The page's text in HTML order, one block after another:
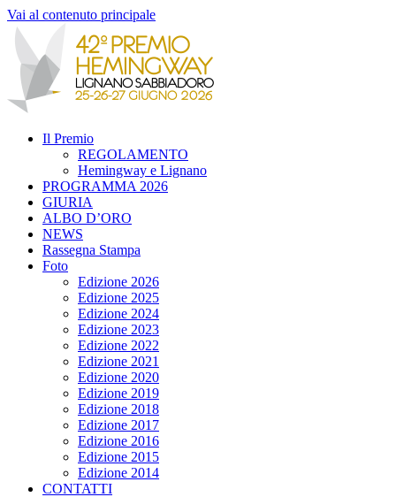
Vai al contenuto principale
Il Premio
REGOLAMENTO
Hemingway e Lignano
PROGRAMMA 2026
GIURIA
ALBO D’ORO
NEWS
Rassegna Stampa
Foto
Edizione 2026
Edizione 2025
Edizione 2024
Edizione 2023
Edizione 2022
Edizione 2021
Edizione 2020
Edizione 2019
Edizione 2018
Edizione 2017
Edizione 2016
Edizione 2015
Edizione 2014
CONTATTI